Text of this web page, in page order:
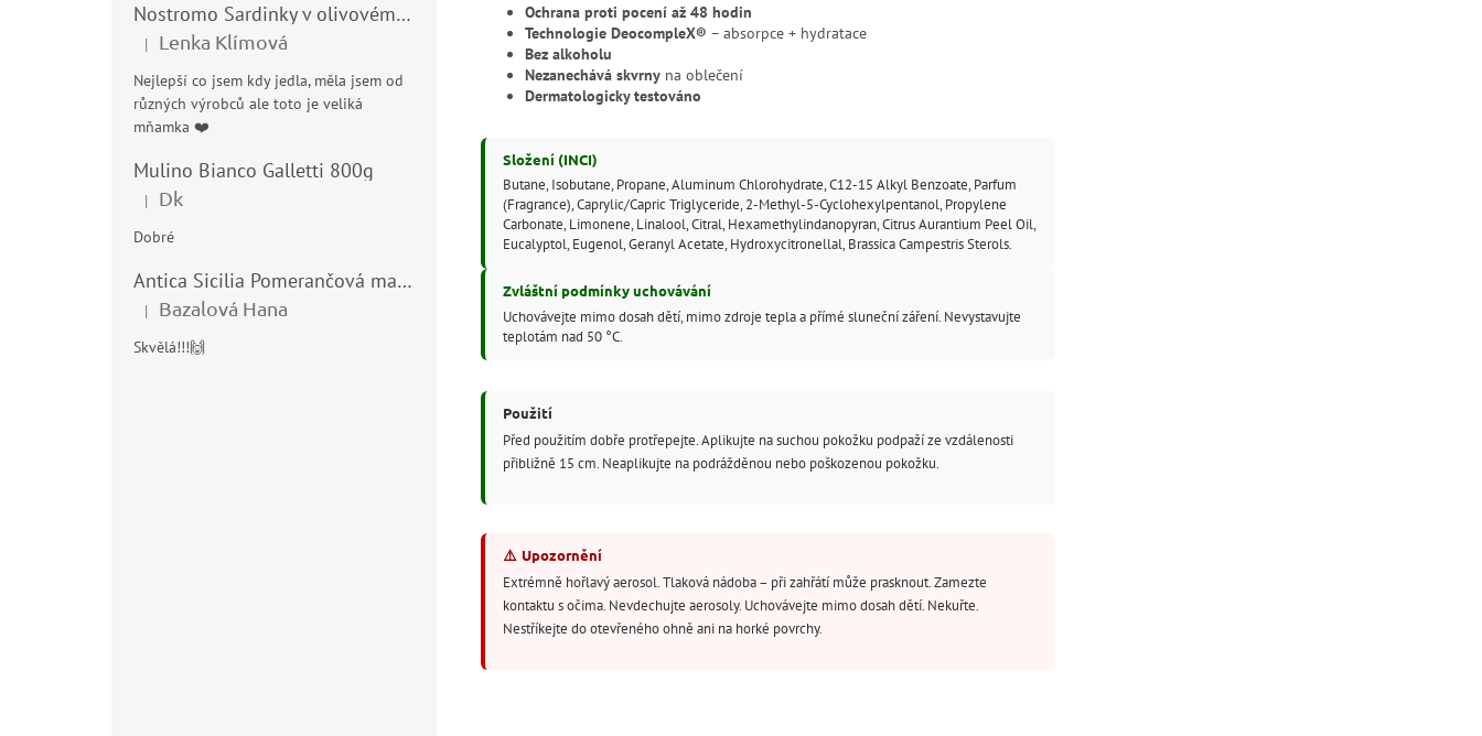
Nostromo Sardinky v olivovém oleji (Sardine all’Olio di Oliva) 120g
Hodnocení produktu je 5 z 5 hvězdiček.
| Lenka Klímová
Nejlepší co jsem kdy jedla, měla jsem od
různých výrobců ale toto je veliká
mňamka ❤️
Mulino Bianco Galletti 800g
Hodnocení produktu je 5 z 5 hvězdiček.
| Dk
Dobré
Antica Sicilia Pomerančová marmeláda (Arance di Sicilia) 210g
Hodnocení produktu je 5 z 5 hvězdiček.
| Bazalová Hana
Skvělá!!!🙌
Ochrana proti pocení až 48 hodin
Technologie DeocompleX® – absorpce + hydratace
Bez alkoholu
Nezanechává skvrnyna oblečení
Dermatologicky testováno
Složení (INCI)
Butane, Isobutane, Propane, Aluminum Chlorohydrate, C12-15 Alkyl Benzoate, Parfum
(Fragrance), Caprylic/Capric Triglyceride, 2-Methyl-5-Cyclohexylpentanol, Propylene
Carbonate, Limonene, Linalool, Citral, Hexamethylindanopyran, Citrus Aurantium Peel Oil,
Eucalyptol, Eugenol, Geranyl Acetate, Hydroxycitronellal, Brassica Campestris Sterols.
Zvláštní podmínky uchovávání
Uchovávejte mimo dosah dětí, mimo zdroje tepla a přímé sluneční záření. Nevystavujte
teplotám nad 50 °C.
Použití
Před použitím dobře protřepejte. Aplikujte na suchou pokožku podpaží ze vzdálenosti
přibližně 15 cm. Neaplikujte na podrážděnou nebo poškozenou pokožku.
⚠️ Upozornění
Extrémně hořlavý aerosol. Tlaková nádoba – při zahřátí může prasknout. Zamezte
kontaktu s očima. Nevdechujte aerosoly. Uchovávejte mimo dosah dětí. Nekuřte.
Nestříkejte do otevřeného ohně ani na horké povrchy.